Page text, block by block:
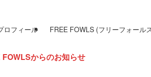
ロフィール FREE FOWLS (フリーフォール
せ